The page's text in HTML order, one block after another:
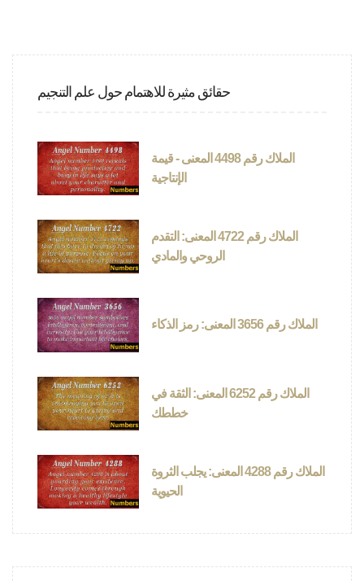
حقائق مثيرة للاهتمام حول علم التنجيم
الملاك رقم 4498 المعنى - قيمة
الإنتاجية
الملاك رقم 4722 المعنى: التقدم
الروحي والمادي
الملاك رقم 3656 المعنى: رمز الذكاء
الملاك رقم 6252 المعنى: الثقة في
خططك
الملاك رقم 4288 المعنى: يجلب الثروة
الحيوية